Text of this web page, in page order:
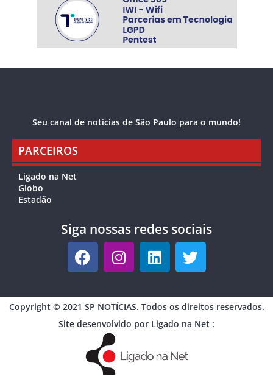
Seu canal de notícias de São Paulo para o mundo!
PARCEIROS
Ligado na Net
Globo
Estadão
Siga nossas redes sociais
Copyright © 2021 SP NOTÍCIAS. Todos os direitos reservados.
Site desenvolvido por Ligado na Net :